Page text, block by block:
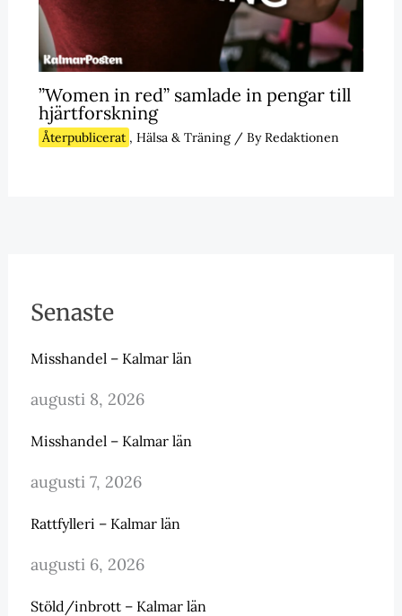
”Women in red” samlade in pengar till
hjärtforskning
Återpublicerat , Hälsa & Träning/ ByRedaktionen
Senaste
Misshandel – Kalmar län
augusti 8, 2026
Misshandel – Kalmar län
augusti 7, 2026
Rattfylleri – Kalmar län
augusti 6, 2026
Stöld/inbrott – Kalmar län